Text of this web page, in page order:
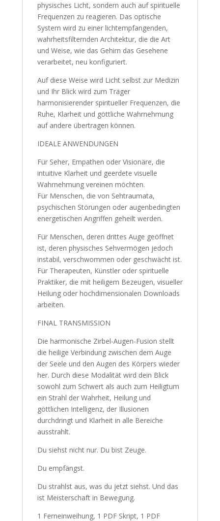
physisches Licht, sondern auch auf spirituelle
Frequenzen zu reagieren. Das optische
System wird zu einer lichtempfangenden,
wahrheitsfilternden Architektur, die die Art
und Weise, wie das Gehirn das Gesehene
verarbeitet, neu konfiguriert.
Auf diese Weise wird Licht selbst zur Medizin
und Ihr Blick wird zum Träger
harmonisierender spiritueller Frequenzen, die
Ruhe, Klarheit und göttliche Wahrnehmung
auf andere übertragen können.
IDEALE ANWENDUNGEN
Für Seher, Empathen oder Visionäre, die
intuitive Klarheit und geerdete visuelle
Wahrnehmung vereinen möchten.
Für Menschen, die von Sehtraumata,
psychischen Störungen oder augenbedingten
energetischen Angriffen geheilt werden.
Für Menschen, deren drittes Auge geöffnet
ist, deren physisches Sehvermögen jedoch
instabil, verschwommen oder geschwächt ist.
Für Therapeuten, Künstler oder spirituelle
Praktiker, die mit heiligem Bezeugen, visueller
Heilung oder hochdimensionalen Downloads
arbeiten.
FINAL TRANSMISSION
Die harmonische Zirbel-Augen-Fusion stellt
die heilige Verbindung zwischen dem Auge
der Seele und den Augen des Körpers wieder
her. Durch diese Modalität wird dein Blick
sowohl zum Schwert als auch zum Heiligtum
ein Strahl der Wahrheit, Heilung und
göttlichen Intelligenz, der Illusionen
durchdringt und Klarheit in alle Bereiche
ausstrahlt.
Du siehst nicht nur. Du bist Zeuge.
Du empfängst.
Du strahlst aus, was du jetzt siehst. Und das
ist Meisterschaft in Bewegung.
1 Ferneinweihung, 1 PDF Skript, 1 PDF